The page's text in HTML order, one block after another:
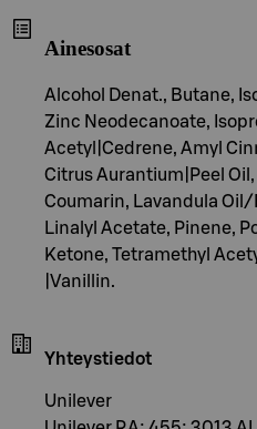
Ainesosat
Alcohol Denat., Butane,
Zinc Neodecanoate,
Acetyl|Cedrene, Amyl
Citrus Aurantium|Peel
Coumarin, Lavandula
Linalyl Acetate, Pinene,
Ketone, Tetramethyl
|Vanillin.
Yhteystiedot
Unilever